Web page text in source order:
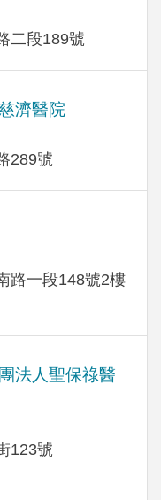
二段189號
濟醫院
289號
路一段148號2樓
法人聖保祿醫
123號